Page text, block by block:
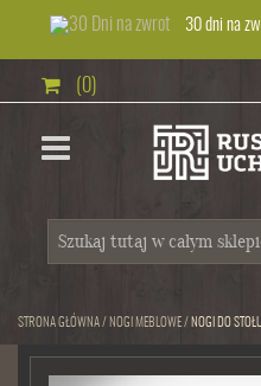
30 dni na
(0)
STRONA GŁÓWNA/ NOGI MEBLOWE/ NOGI DO